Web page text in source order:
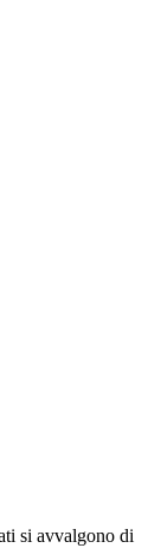
si avvalgono di